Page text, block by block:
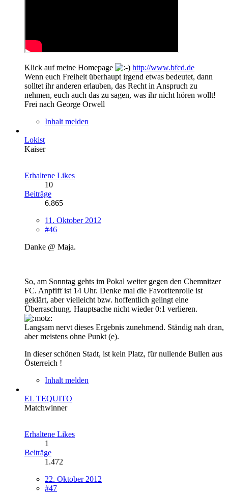
Klick auf meine Homepage
http://www.bfcd.de
Wenn euch Freiheit überhaupt irgend etwas bedeutet, dann
solltet ihr anderen erlauben, das Recht in Anspruch zu
nehmen, euch auch das zu sagen, was ihr nicht hören wollt!
Frei nach George Orwell
Inhalt melden
Lokist
Kaiser
Erhaltene Likes
10
Beiträge
6.865
11. Oktober 2012
#46
Danke @ Maja.
So, am Sonntag gehts im Pokal weiter gegen den Chemnitzer
FC. Anpfiff ist 14 Uhr. Denke mal die Favoritenrolle ist
geklärt, aber vielleicht bzw. hoffentlich gelingt eine
Überraschung. Hauptsache nicht wieder 0:1 verlieren.
Langsam nervt dieses Ergebnis zunehmend. Ständig nah dran,
aber meistens ohne Punkt (e).
In dieser schönen Stadt, ist kein Platz, für nullende Bullen aus
Österreich !
Inhalt melden
EL TEQUITO
Matchwinner
Erhaltene Likes
1
Beiträge
1.472
22. Oktober 2012
#47